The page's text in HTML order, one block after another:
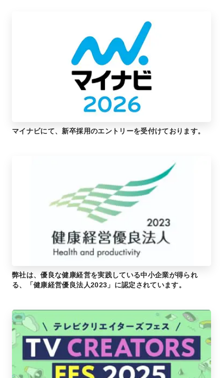
マイナビにて、新卒採用のエントリーを受付けております。
弊社は、優良な健康経営を実践している中小企業が得られ
る、「健康経営優良法人2023」に認定されています。